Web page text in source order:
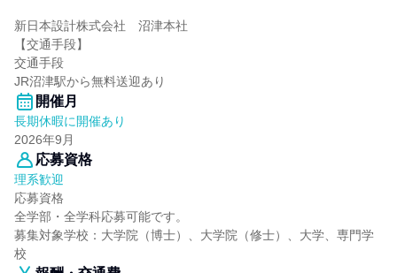
新日本設計株式会社 沼津本社
【交通手段】
交通手段
JR沼津駅から無料送迎あり
開催月
長期休暇に開催あり
2026年9月
応募資格
理系歓迎
応募資格
全学部・全学科応募可能です。
募集対象学校：大学院（博士）、大学院（修士）、大学、専門学
校